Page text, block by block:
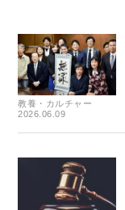
教養・カルチャー
2026.06.09